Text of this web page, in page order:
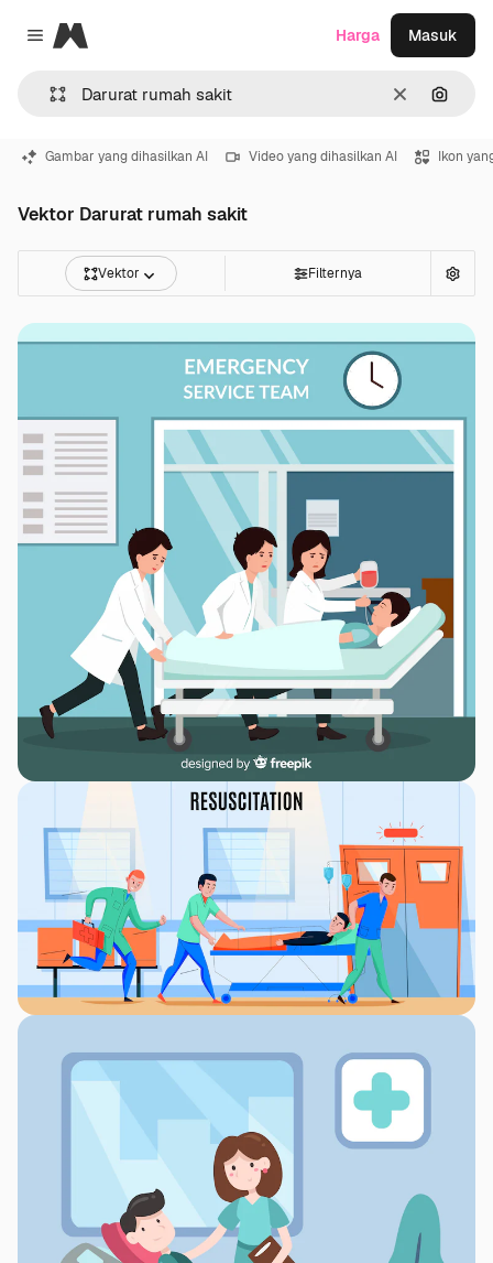
Close menu
Magnific
Jernih
Harga Masuk
Gambar yang dihasilkan AI Video yang dihasilkan AI Ikon
Vektor Darurat rumah sakit
Vektor Filternya